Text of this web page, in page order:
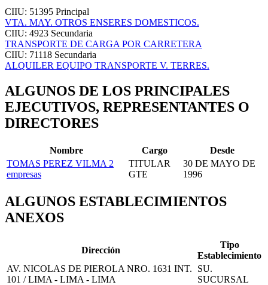
CIIU: 51395 Principal
VTA. MAY. OTROS ENSERES DOMESTICOS.
CIIU: 4923 Secundaria
TRANSPORTE DE CARGA POR CARRETERA
CIIU: 71118 Secundaria
ALQUILER EQUIPO TRANSPORTE V. TERRES.
ALGUNOS DE LOS PRINCIPALES
EJECUTIVOS, REPRESENTANTES O
DIRECTORES
Nombre Cargo
Desde
TOMAS PEREZ VILMA 2
empresas
TITULAR
GTE
30 DE MAYO DE
1996
ALGUNOS ESTABLECIMIENTOS
ANEXOS
Dirección
Tipo
Establecimiento
AV. NICOLAS DE PIEROLA NRO. 1631 INT.
101 / LIMA - LIMA - LIMA
SU.
SUCURSAL